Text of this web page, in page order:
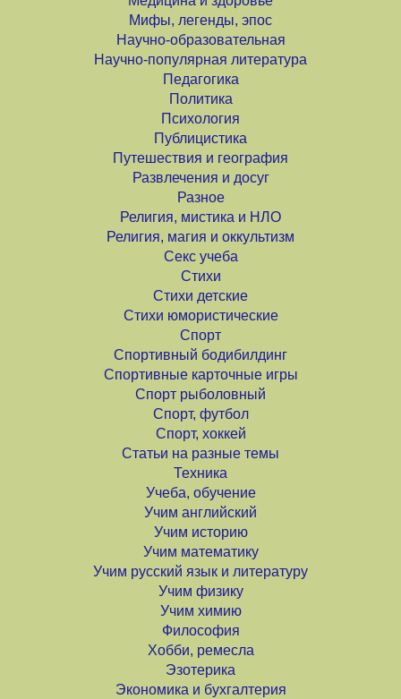
Мифы, легенды, эпос
Научно-образовательная
Научно-популярная литература
Педагогика
Политика
Психология
Публицистика
Путешествия и география
Развлечения и досуг
Разное
Религия, мистика и НЛО
Религия, магия и оккультизм
Секс учеба
Стихи
Стихи детские
Стихи юмористические
Спорт
Спортивный бодибилдинг
Спортивные карточные игры
Спорт рыболовный
Спорт, футбол
Спорт, хоккей
Статьи на разные темы
Техника
Учеба, обучение
Учим английский
Учим историю
Учим математику
Учим русский язык и литературу
Учим физику
Учим химию
Философия
Хобби, ремесла
Эзотерика
Экономика и бухгалтерия